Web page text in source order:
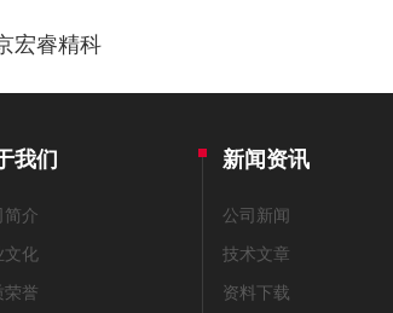
宏睿精科
我们
简介
文化
荣誉
新闻资讯
公司新闻
技术文章
资料下载